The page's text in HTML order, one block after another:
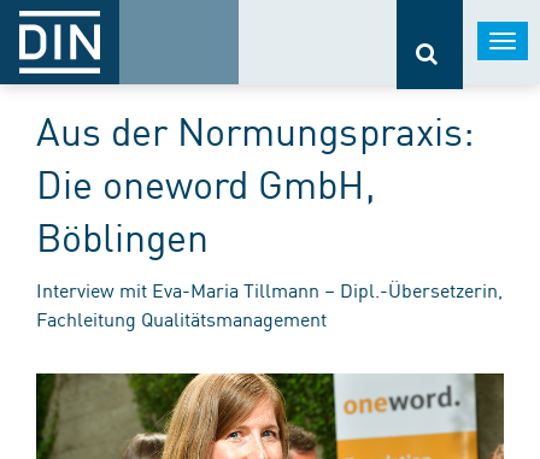
Aus der Normungspraxis:
Die oneword GmbH,
Böblingen
Interview mit Eva-Maria Tillmann – Dipl.-Übersetzerin,
Fachleitung Qualitätsmanagement